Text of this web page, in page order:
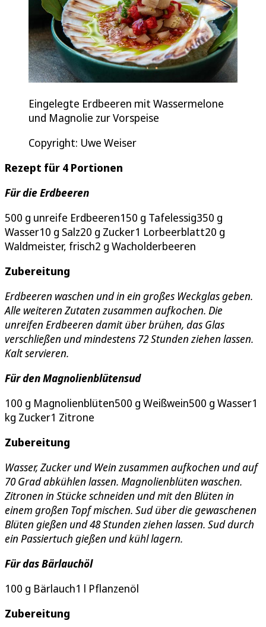
Eingelegte Erdbeeren mit Wassermelone
und Magnolie zur Vorspeise
Copyright: Uwe Weiser
Rezept für 4 Portionen
Für die Erdbeeren
500 g unreife Erdbeeren150 g Tafelessig350 g
Wasser10 g Salz20 g Zucker1 Lorbeerblatt20 g
Waldmeister, frisch2 g Wacholderbeeren
Zubereitung
Erdbeeren waschen und in ein großes Weckglas geben.
Alle weiteren Zutaten zusammen aufkochen. Die
unreifen Erdbeeren damit über brühen, das Glas
verschließen und mindestens 72 Stunden ziehen lassen.
Kalt servieren.
Für den Magnolienblütensud
100 g Magnolienblüten500 g Weißwein500 g Wasser1
kg Zucker1 Zitrone
Zubereitung
Wasser, Zucker und Wein zusammen aufkochen und auf
70 Grad abkühlen lassen. Magnolienblüten waschen.
Zitronen in Stücke schneiden und mit den Blüten in
einem großen Topf mischen. Sud über die gewaschenen
Blüten gießen und 48 Stunden ziehen lassen. Sud durch
ein Passiertuch gießen und kühl lagern.
Für das Bärlauchöl
100 g Bärlauch1 l Pflanzenöl
Zubereitung